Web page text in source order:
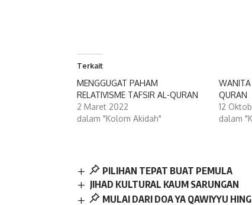
Terkait
MENGGUGAT PAHAM
RELATIVISME TAFSIR AL-QURAN
2 Maret 2022
dalam "Kolom Akidah"
QURAN
12
dalam
PILIHAN TEPAT BUAT PEMULA
JIHAD KULTURAL KAUM SARUNGAN
MULAI DARI DOA YA QAWIYYU